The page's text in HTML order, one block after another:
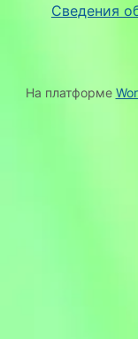
Сведения
На платформе